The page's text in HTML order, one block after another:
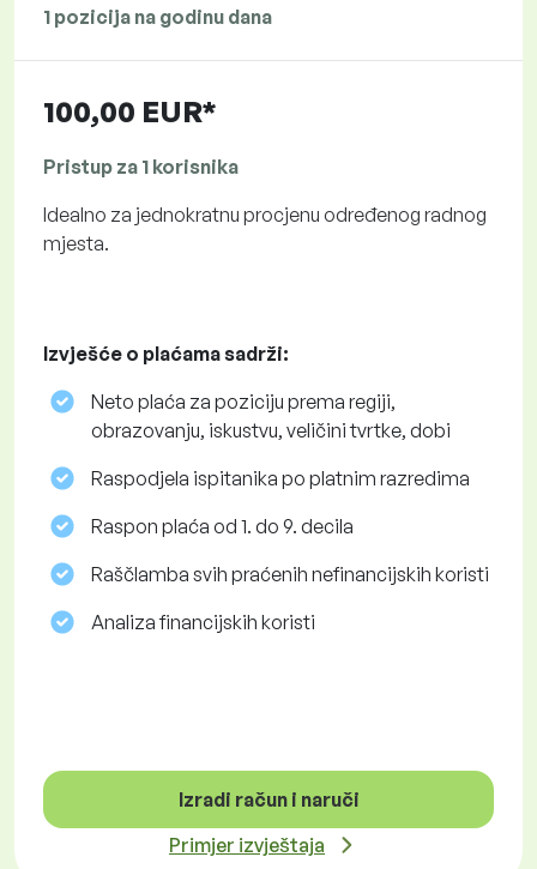
1 pozicija na godinu dana
100,00 EUR*
Pristup za 1 korisnika
Idealno za jednokratnu procjenu određenog radnog
mjesta.
Izvješće o plaćama sadrži:
Neto plaća za poziciju prema regiji,
obrazovanju, iskustvu, veličini tvrtke, dobi
Raspodjela ispitanika po platnim razredima
Raspon plaća od 1. do 9. decila
Raščlamba svih praćenih nefinancijskih koristi
Analiza financijskih koristi
Izradi račun i naruči
Primjer izvještaja